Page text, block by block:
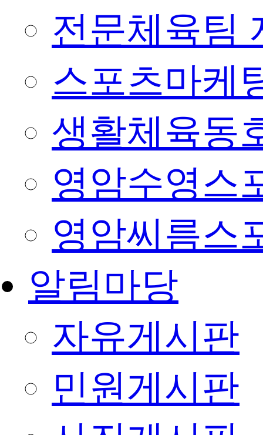
전문체육팀
스포츠마케
생활체육동
영암수영스
영암씨름스
알림마당
자유게시판
민원게시판